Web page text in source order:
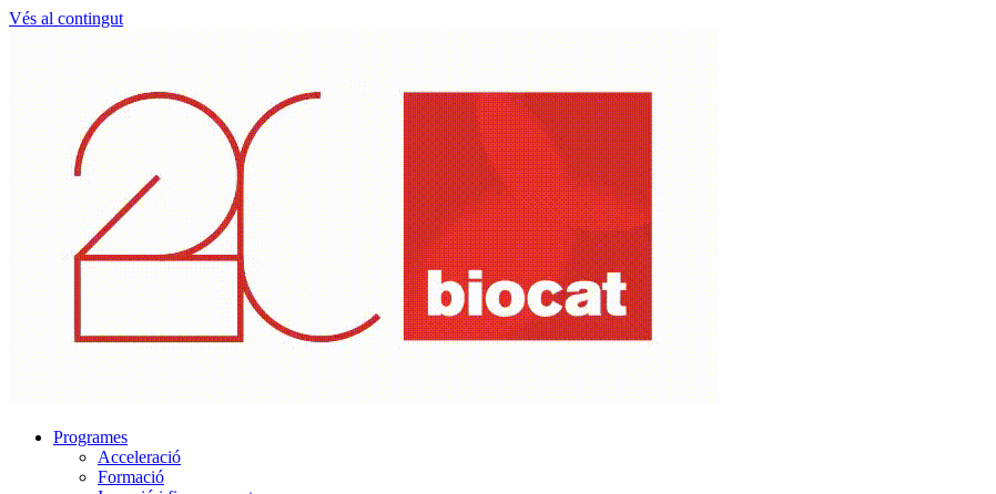
Vés al contingut
Programes
Acceleració
Formació